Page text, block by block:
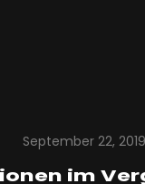
September 22, 2019
im